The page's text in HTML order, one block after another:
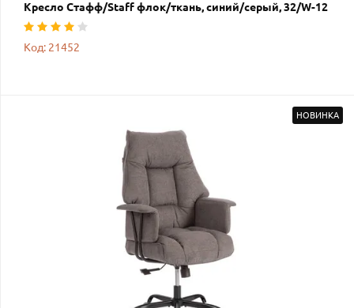
Кресло Стафф/Staff флок/ткань, синий/серый, 32/W-12
Код: 21452
НОВИНКА